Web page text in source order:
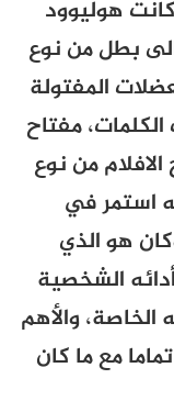
هوليوود
بطل من نوع
المفتولة
مفتاح
من نوع
استمر في
هو الذي
الشخصية
والأهم
مع ما كان